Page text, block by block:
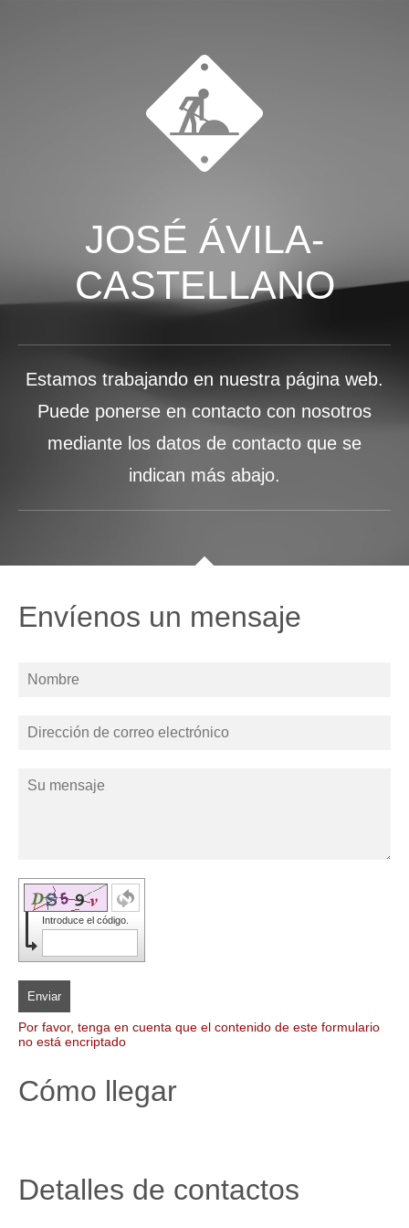
JOSÉ ÁVILA-
CASTELLANO
Estamos trabajando en nuestra página web.
Puede ponerse en contacto con nosotros
mediante los datos de contacto que se
indican más abajo.
Envíenos un mensaje
Introduce el código.
Enviar
Por favor, tenga en cuenta que el contenido de este formulario
no está encriptado
Cómo llegar
Detalles de contactos